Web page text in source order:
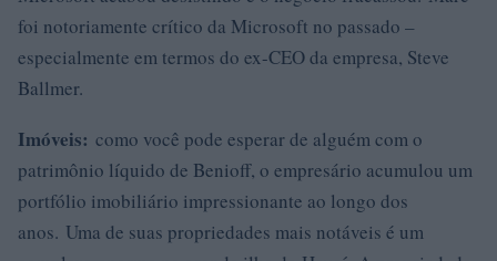
foi notoriamente crítico da Microsoft no passado –
especialmente em termos do ex-CEO da empresa, Steve
Ballmer.
Imóveis: como você pode esperar de alguém com o
patrimônio líquido de Benioff, o empresário acumulou um
portfólio imobiliário impressionante ao longo dos
anos. Uma de suas propriedades mais notáveis ​​é um